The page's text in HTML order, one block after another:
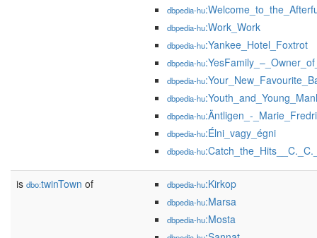
dbpedia-hu
dbpedia-hu:Work_Work
dbpedia-hu:Yankee_Hotel_Foxtrot
dbpedia-hu
dbpedia-hu
dbpedia-hu
dbpedia-hu:Äntligen_-
dbpedia-hu:Élni_vagy_égni
dbpedia-hu
is dbo:twinTown of dbpedia-hu:Kirkop
dbpedia-hu:Marsa
dbpedia-hu:Mosta